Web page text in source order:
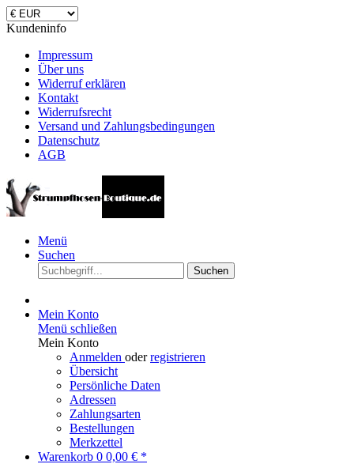
Kundeninfo
Impressum
Über uns
Widerruf erklären
Kontakt
Widerrufsrecht
Versand und Zahlungsbedingungen
Datenschutz
AGB
Menü
Suchen
Suchen
Mein Konto
Menü schließen
Mein Konto
Anmelden oderregistrieren
Übersicht
Persönliche Daten
Adressen
Zahlungsarten
Bestellungen
Merkzettel
Warenkorb 0 0,00 € *